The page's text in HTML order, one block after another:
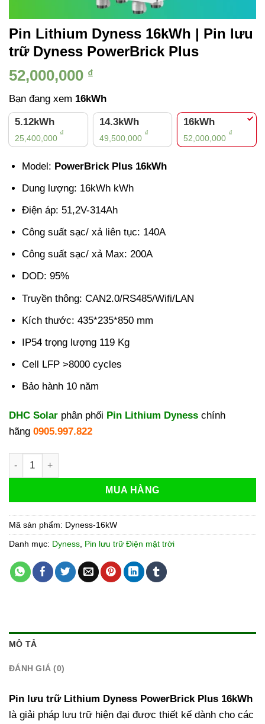
Pin Lithium Dyness 16kWh | Pin lưu
trữ Dyness PowerBrick Plus
52,000,000 ₫
Bạn đang xem 16kWh
5.12kWh
25,400,000
₫
14.3kWh
49,500,000
₫
16kWh
52,000,000
₫
Model: PowerBrick Plus 16kWh
Dung lượng: 16kWh kWh
Điện áp: 51,2V-314Ah
Công suất sạc/ xả liên tục: 140A
Công suất sạc/ xả Max: 200A
DOD: 95%
Truyền thông: CAN2.0/RS485/Wifi/LAN
Kích thước: 435*235*850 mm
IP54 trọng lượng 119 Kg
Cell LFP >8000 cycles
Bảo hành 10 năm
DHC Solar phân phối Pin Lithium Dyness chính
hãng 0905.997.822
Pin Lithium Dyness 16kWh | Pin lưu trữ Dyness PowerBrick
MUA HÀNG
Mã sản phẩm: Dyness-16kW
Danh mục: Dyness, Pin lưu trữ Điện mặt trời
MÔ TẢ
ĐÁNH GIÁ (0)
Pin lưu trữ Lithium Dyness PowerBrick Plus 16kWh
là giải pháp lưu trữ hiện đại được thiết kế dành cho các